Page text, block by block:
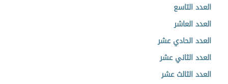
العدد التاسع
العدد العاشر
العدد الحادي عشر
العدد الثاني عشر
العدد الثالث عشر